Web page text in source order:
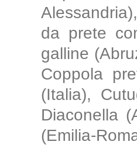
da prete
galline
Coppola
(Italia),
Diaconella
(Emilia-